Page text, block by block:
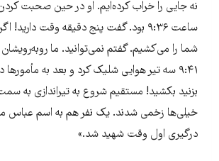
نه جایی را خراب کرده‌ایم. او در حین صحبت
ساعت ۹:۳۶ بود. گفت پنج دقیقه وقت دارید!
شما را می‌کشیم. گفتم نمی‌توانید. ما
۹:۴۱ سه تیر هوایی شلیک کرد و بعد به
بزنید بکشید! مستقیم شروع به تیراندازی به
خیلی‌ها زخمی شدند. یک نفر هم به اسم عباس
درگیری اول وقت شهید شد.»